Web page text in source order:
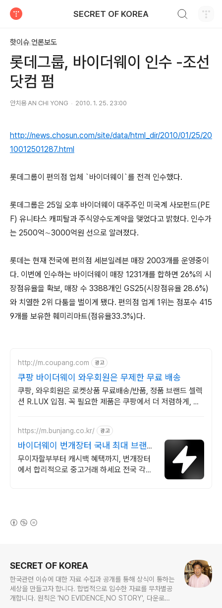
SECRET OF KOREA
핫이슈 언론보도
롯데그룹, 바이더웨이 인수 -조선
닷컴 펌
안치용 AN CHI YONG 2010. 1. 25. 23:00
http://news.chosun.com/site/data/html_dir/2010/01/25/20
10012501287.html
롯데그룹이 편의점 업체 `바이더웨이`를 전격 인수했다.
롯데그룹은 25일 오후 바이더웨이 대주주인 미국계 사모펀드(PE
F) 유니타스 캐피탈과 주식양수도계약을 맺었다고 밝혔다. 인수가
는 2500억∼3000억원 선으로 알려졌다.
롯데는 현재 전국에 편의점 세븐일레븐 매장 2003개를 운영중이
다. 이번에 인수하는 바이더웨이 매장 1231개를 합하면 26%의 시
장점유율을 확보, 매장 수 3388개인 GS25(시장점유율 28.6%)
와 치열한 2위 다툼을 벌이게 됐다. 편의점 업계 1위는 점포수 415
9개를 보유한 훼미리마트(점유율33.3%)다.
http://m.coupang.com 광고
쿠팡 바이더웨이 와우회원은 무제한 무료 배송
쿠팡, 와우회원은 로켓상품 무료배송/반품, 정품 브랜드 셀렉
션 R.LUX 입점. 꼭 필요한 제품은 쿠팡에서 더 저렴하게, 로
https://m.bunjang.co.kr/ 광고
바이더웨이 번개장터 국내 최대 브랜드
중고거래
무이자할부부터 캐시백 혜택까지, 번개장터
에서 합리적으로 중고거래 하세요 전국 각지
SECRET OF KOREA
한국관련 이슈에 대한 자료 수집과 공개를 통해 상식이 통하는
세상을 만들고자 합니다. 합법적으로 입수한 자료를 무차별공
개합니다. 원칙은 'NO EVIDENCE,NO STORY', 다운로드